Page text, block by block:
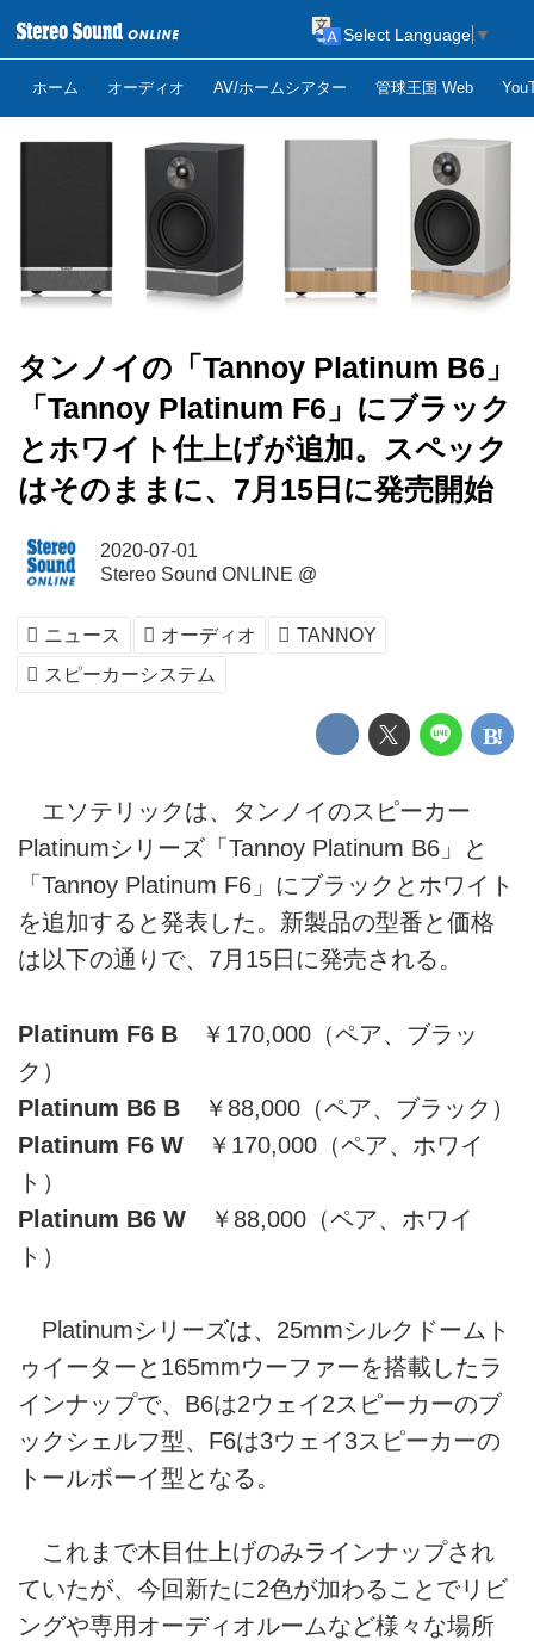
ホーム オーディオ AV/ホームシアター 管球王国 Web
Select Language ▼
タンノイの「Tannoy Platinum B6」
「Tannoy Platinum F6」にブラック
とホワイト仕上げが追加。スペック
はそのままに、7月15日に発売開始
2020-07-01
Stereo Sound ONLINE @
ニュース オーディオ
TANNOY
スピーカーシステム
エソテリックは、タンノイのスピーカー
Platinumシリーズ「Tannoy Platinum B6」と
「Tannoy Platinum F6」にブラックとホワイト
を追加すると発表した。新製品の型番と価格
は以下の通りで、7月15日に発売される。
Platinum F6 B ￥170,000（ペア、ブラッ
ク）
Platinum B6 B ￥88,000（ペア、ブラック）
Platinum F6 W ￥170,000（ペア、ホワイ
ト）
Platinum B6 W ￥88,000（ペア、ホワイ
ト）
Platinumシリーズは、25mmシルクドームト
ゥイーターと165mmウーファーを搭載したラ
インナップで、B6は2ウェイ2スピーカーのブ
ックシェルフ型、F6は3ウェイ3スピーカーの
トールボーイ型となる。
これまで木目仕上げのみラインナップされ
ていたが、今回新たに2色が加わることでリビ
ングや専用オーディオルームなど様々な場所